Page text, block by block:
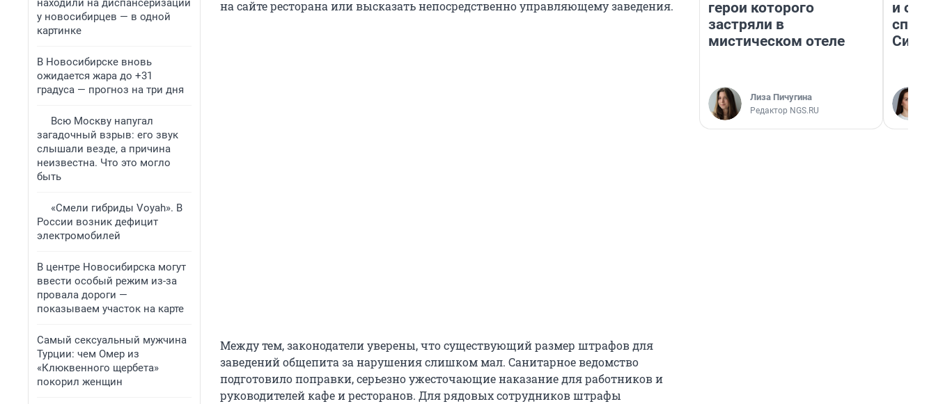
находили на диспансеризации
у новосибирцев — в одной
картинке
В Новосибирске вновь
ожидается жара до +31
градуса — прогноз на три дня
Всю Москву напугал
загадочный взрыв: его звук
слышали везде, а причина
неизвестна. Что это могло
быть
«Смели гибриды Voyah». В
России возник дефицит
электромобилей
В центре Новосибирска могут
ввести особый режим из-за
провала дороги —
показываем участок на карте
Самый сексуальный мужчина
Турции: чем Омер из
«Клюквенного щербета»
покорил женщин
на сайте ресторана или высказать непосредственно управляющему заведения.
Между тем, законодатели уверены, что существующий размер штрафов для
заведений общепита за нарушения слишком мал. Санитарное ведомство
подготовило поправки, серьезно ужесточающие наказание для работников и
руководителей кафе и ресторанов. Для рядовых сотрудников штрафы
герои которого
застряли в
мистическом отеле
Лиза Пичугина
Редактор NGS.RU
и